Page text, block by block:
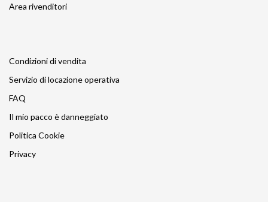
Area rivenditori
Condizioni di vendita
Servizio di locazione operativa
FAQ
Il mio pacco è danneggiato
Politica Cookie
Privacy